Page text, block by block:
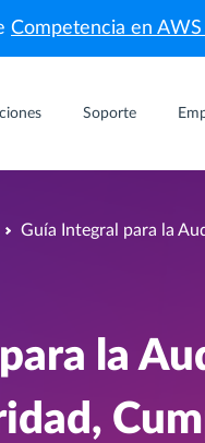
Competencia en
Soporte
Guía Integral para la
la